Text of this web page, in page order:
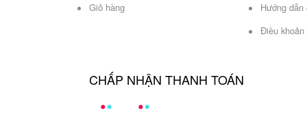
Giỏ hàng
Hướng dẫn
Điều khoản
CHẤP NHẬN THANH TOÁN